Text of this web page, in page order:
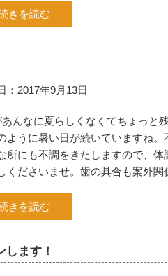
きを読む
：2017年9月13日
んなに夏らしくなくてちょっと
ように暑い日が続いていますね
所にも不調をきたしますので、
くださいませ。歯の具合も案外
きを読む
ます！